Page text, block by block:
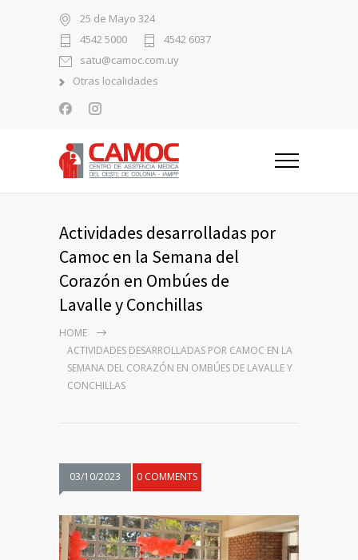
25 de Mayo 324
4542 5000
4542 6037
satu@camoc.com.uy
Otras localidades
Actividades desarrolladas por
Camoc en la Semana del
Corazón en Ombúes de
Lavalle y Conchillas
HOME
ACTIVIDADES DESARROLLADAS POR CAMOC EN LA
SEMANA DEL CORAZÓN EN OMBÚES DE LAVALLE Y
CONCHILLAS
03/10/2023 0 COMMENTS